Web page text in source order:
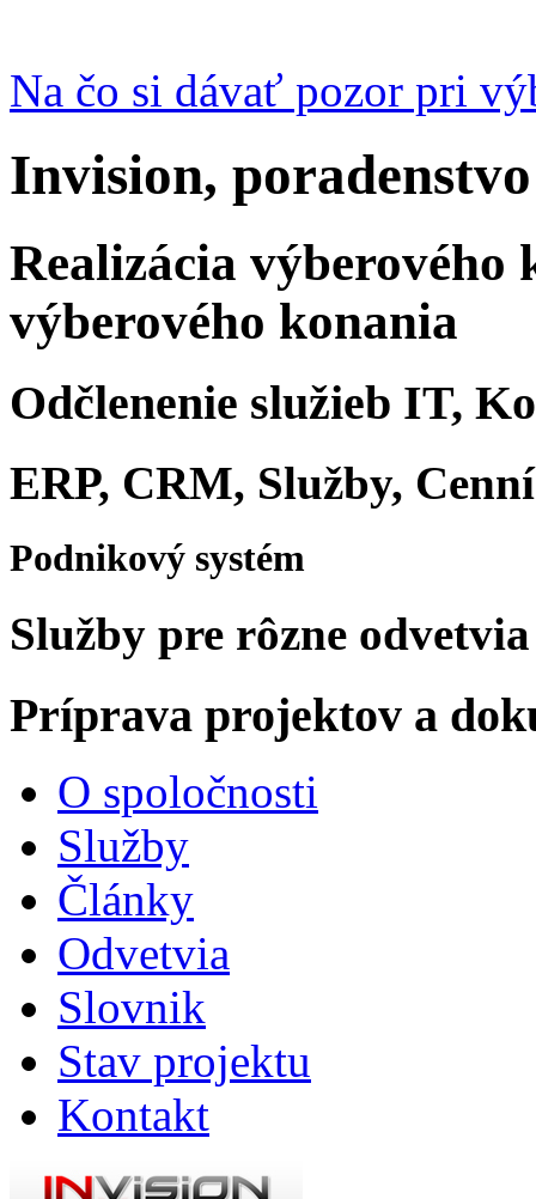
Na čo si dávať pozor pri
Invision,
Realizácia
výberového konania
Odčlenenie služieb IT,
ERP, CRM, Služby,
Podnikový systém
Služby pre rôzne odvetvia
Príprava projektov a
O spoločnosti
Služby
Články
Odvetvia
Slovnik
Stav projektu
Kontakt